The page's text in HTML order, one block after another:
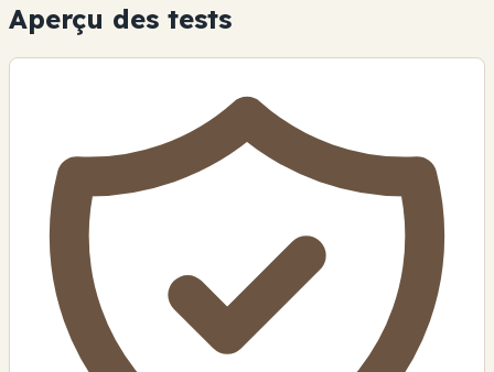
Aperçu des tests